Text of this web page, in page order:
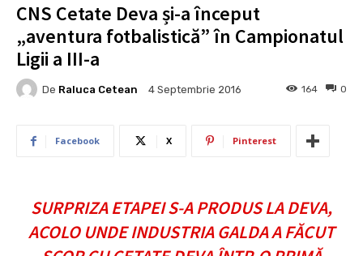
CNS Cetate Deva și-a început
„aventura fotbalistică” în Campionatul
Ligii a III-a
De Raluca Cetean 4 Septembrie 2016 0
164
Facebook X Pinterest
SURPRIZA ETAPEI S-A PRODUS LA DEVA,
ACOLO UNDE INDUSTRIA GALDA A FĂCUT